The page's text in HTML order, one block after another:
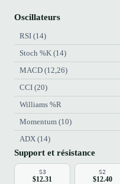
Oscillateurs
RSI (14)
Stoch %K (14)
MACD (12,26)
CCI (20)
Williams %R
Momentum (10)
ADX (14)
Support et résistance
S3
$12.31
S2
$12.40